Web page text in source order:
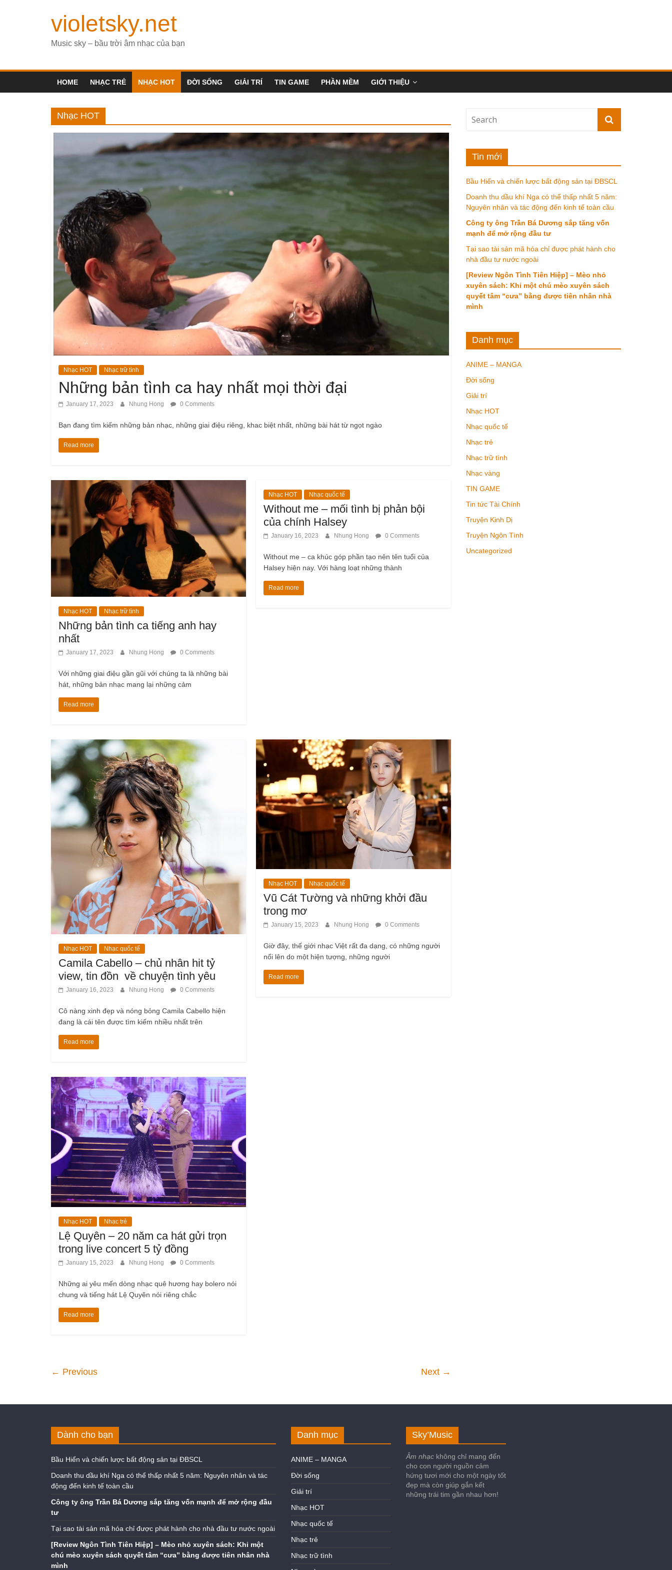
violetsky.net
Music sky – bầu trời âm nhạc của bạn
HOME NHẠC TRẺ NHẠC HOT ĐỜI SỐNG GIẢI TRÍ TIN GAME PHẦN MỀM GIỚI THIỆU
Nhạc HOT
Nhạc HOT Nhạc trữ tình
Những bản tình ca hay nhất mọi thời đại
January 17, 2023 Nhung Hong 0 Comments
Bạn đang tìm kiếm những bản nhạc, những giai điệu riêng, khac biệt nhất, những bài hát từ ngọt ngào
Read more
Nhạc HOT Nhạc trữ tình
Những bản tình ca tiếng anh hay
nhất
January 17, 2023 Nhung Hong 0 Comments
Với những giai điệu gần gũi với chúng ta là những bài
hát, những bản nhạc mang lại những cảm
Read more
Nhạc HOT Nhạc quốc tế
Without me – mối tình bị phản bội
của chính Halsey
January 16, 2023 Nhung Hong 0 Comments
Without me – ca khúc góp phần tạo nên tên tuổi của
Halsey hiện nay. Với hàng loạt những thành
Read more
Nhạc HOT Nhạc quốc tế
Camila Cabello – chủ nhân hit tỷ
view, tin đồn về chuyện tình yêu
January 16, 2023 Nhung Hong 0 Comments
Cô nàng xinh đẹp và nóng bỏng Camila Cabello hiện
đang là cái tên được tìm kiếm nhiều nhất trên
Read more
Nhạc HOT Nhạc quốc tế
Vũ Cát Tường và những khởi đầu
trong mơ
January 15, 2023 Nhung Hong 0 Comments
Giờ đây, thế giới nhạc Việt rất đa dạng, có những người
nổi lên do một hiện tượng, những người
Read more
Nhạc HOT Nhạc trẻ
Lệ Quyên – 20 năm ca hát gửi trọn
trong live concert 5 tỷ đồng
January 15, 2023 Nhung Hong 0 Comments
Những ai yêu mến dòng nhạc quê hương hay bolero nói
chung và tiếng hát Lệ Quyên nói riêng chắc
Read more
← Previous Next →
Tin mới
Bầu Hiển và chiến lược bất động sản tại ĐBSCL
Doanh thu dầu khí Nga có thể thấp nhất 5 năm:
Nguyên nhân và tác động đến kinh tế toàn cầu
Công ty ông Trần Bá Dương sắp tăng vốn
mạnh để mở rộng đầu tư
Tại sao tài sản mã hóa chỉ được phát hành cho
nhà đầu tư nước ngoài
[Review Ngôn Tình Tiên Hiệp] – Mèo nhỏ
xuyên sách: Khi một chú mèo xuyên sách
quyết tâm “cưa” bằng được tiên nhân nhà
mình
Danh mục
ANIME – MANGA
Đời sống
Giải trí
Nhạc HOT
Nhạc quốc tế
Nhạc trẻ
Nhạc trữ tình
Nhạc vàng
TIN GAME
Tin tức Tài Chính
Truyện Kinh Dị
Truyện Ngôn Tình
Uncategorized
Dành cho bạn
Bầu Hiển và chiến lược bất động sản tại ĐBSCL
Doanh thu dầu khí Nga có thể thấp nhất 5 năm: Nguyên nhân và tác
động đến kinh tế toàn cầu
Công ty ông Trần Bá Dương sắp tăng vốn mạnh để mở rộng đầu
tư
Tại sao tài sản mã hóa chỉ được phát hành cho nhà đầu tư nước ngoài
[Review Ngôn Tình Tiên Hiệp] – Mèo nhỏ xuyên sách: Khi một
chú mèo xuyên sách quyết tâm “cưa” bằng được tiên nhân nhà
mình
Danh mục
ANIME – MANGA
Đời sống
Giải trí
Nhạc HOT
Nhạc quốc tế
Nhạc trẻ
Nhạc trữ tình
Sky’Music
Âm nhạckhông chỉ mang đến
cho con người nguồn cảm
hứng tươi mới cho một ngày tốt
đẹp mà còn giúp gắn kết
những trái tim gần nhau hơn!